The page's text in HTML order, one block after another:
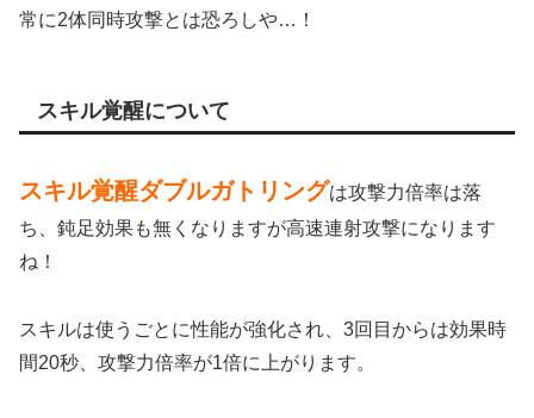
常に2体同時攻撃とは恐ろしや…！
スキル覚醒について
スキル覚醒ダブルガトリングは攻撃力倍率は落
ち、鈍足効果も無くなりますが高速連射攻撃になります
ね！
スキルは使うごとに性能が強化され、3回目からは効果時
間20秒、攻撃力倍率が1倍に上がります。